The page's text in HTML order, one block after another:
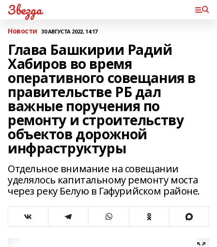
Звезда
Новости 30 АВГУСТА 2022, 14:17
Глава Башкирии Радий
Хабиров во время
оперативного совещания в
правительстве РБ дал
важные поручения по
ремонту и строительству
объектов дорожной
инфраструктуры
Отдельное внимание на совещании
уделялось капитальному ремонту моста
через реку Белую в Гафурийском районе.